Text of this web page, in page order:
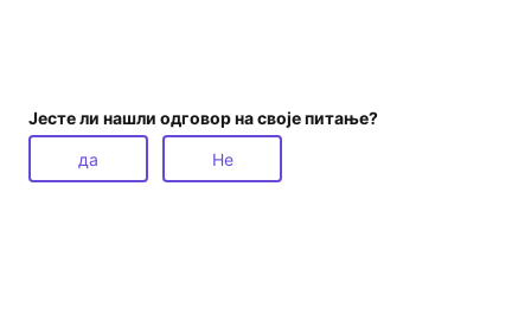
Јесте ли нашли одговор на своје питање?
да Не